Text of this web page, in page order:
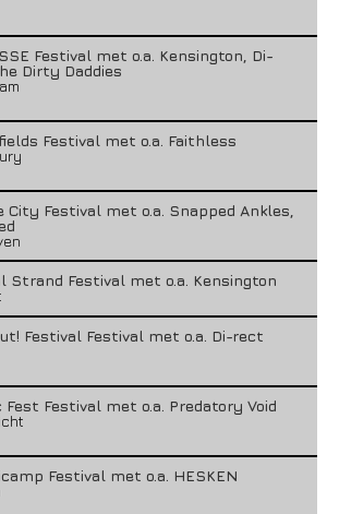
Festival met o.a. Kensington, Di-
Dirty Daddies
Festival met o.a. Faithless
City Festival met o.a. Snapped Ankles,
Strand Festival met o.a. Kensington
Festival Festival met o.a. Di-rect
Fest Festival met o.a. Predatory Void
Festival met o.a. HESKEN